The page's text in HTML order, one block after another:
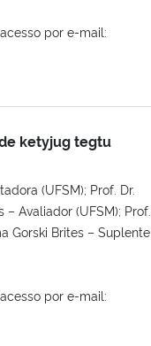
por e-mail:
ketyjug tegtu
(UFSM); Prof. Dr.
Avaliador (UFSM); Prof.
Gorski Brites – Suplente
por e-mail: